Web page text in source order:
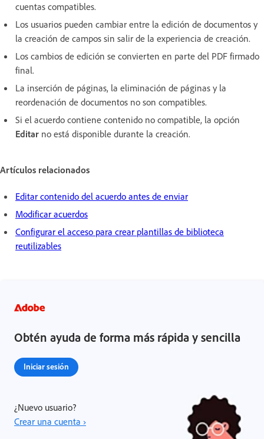
cuentas compatibles.
Los usuarios pueden cambiar entre la edición de documentos y
la creación de campos sin salir de la experiencia de creación.
Los cambios de edición se convierten en parte del PDF firmado
final.
La inserción de páginas, la eliminación de páginas y la
reordenación de documentos no son compatibles.
Si el acuerdo contiene contenido no compatible, la opción
Editar no está disponible durante la creación.
Artículos relacionados
Editar contenido del acuerdo antes de enviar
Modificar acuerdos
Configurar el acceso para crear plantillas de biblioteca
reutilizables
Obtén ayuda de forma más rápida y sencilla
Iniciar sesión
¿Nuevo usuario?
Crear una cuenta ›